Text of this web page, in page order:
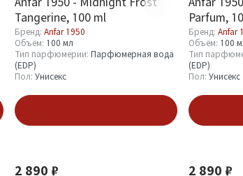
Tangerine, 100 ml
Бренд: Anfar 1950
Объём: 100 мл
Тип парфюмерии: Парфюмерная вода
(EDP)
Пол: Унисекс
Parfum,
Бренд: Anfar
Объём: 100
Тип
(EDP)
Пол: Унисекс
2 890 ₽ 2 890 ₽